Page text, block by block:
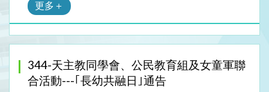
更多＋
344-天主教同學會、公民教育組及女童軍聯
合活動---｢長幼共融日｣通告